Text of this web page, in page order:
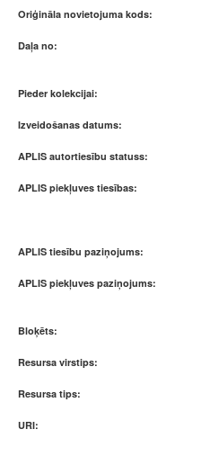
Oriģināla novietojuma kods:
Daļa no:
Pieder kolekcijai:
Izveidošanas datums:
APLIS autortiesību statuss:
APLIS piekļuves tiesības:
APLIS tiesību paziņojums:
APLIS piekļuves paziņojums:
Bloķēts:
Resursa virstips:
Resursa tips:
URI: